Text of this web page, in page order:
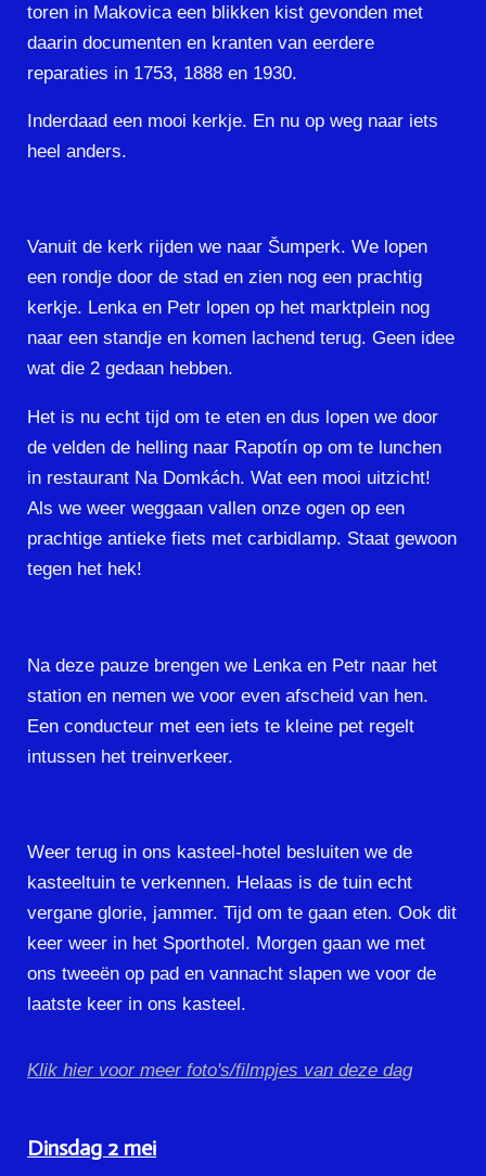
toren in Makovica een blikken kist gevonden met
daarin documenten en kranten van eerdere
reparaties in 1753, 1888 en 1930.
Inderdaad een mooi kerkje. En nu op weg naar iets
heel anders.
Vanuit de kerk rijden we naar Šumperk. We lopen
een rondje door de stad en zien nog een prachtig
kerkje. Lenka en Petr lopen op het marktplein nog
naar een standje en komen lachend terug. Geen idee
wat die 2 gedaan hebben.
Het is nu echt tijd om te eten en dus lopen we door
de velden de helling naar Rapotín op om te lunchen
in restaurant Na Domkách. Wat een mooi uitzicht!
Als we weer weggaan vallen onze ogen op een
prachtige antieke fiets met carbidlamp. Staat gewoon
tegen het hek!
Na deze pauze brengen we Lenka en Petr naar het
station en nemen we voor even afscheid van hen.
Een conducteur met een iets te kleine pet regelt
intussen het treinverkeer.
Weer terug in ons kasteel-hotel besluiten we de
kasteeltuin te verkennen. Helaas is de tuin echt
vergane glorie, jammer. Tijd om te gaan eten. Ook dit
keer weer in het Sporthotel. Morgen gaan we met
ons tweeën op pad en vannacht slapen we voor de
laatste keer in ons kasteel.
Klik hier voor meer foto's/filmpjes van deze dag
Dinsdag 2 mei